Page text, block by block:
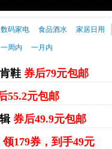
数码家电 食品酒水 家居日用
一周内 一月内
鞋 券后79元包邮
55.2元包邮
券后49.9元包邮
领179券，到手49元